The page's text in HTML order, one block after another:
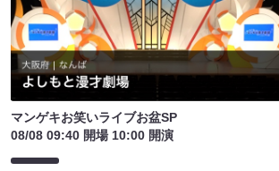
マンゲキお笑いライブお盆SP
08/08 09:40 開場 10:00 開演